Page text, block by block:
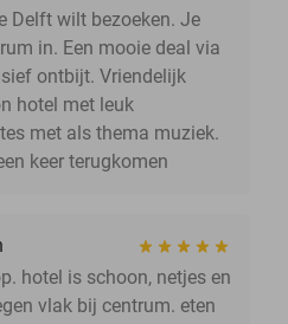
Delft wilt bezoeken. Je
in. Een mooie deal via
ontbijt. Vriendelijk
hotel met leuk
met als thema muziek.
keer terugkomen
hotel is schoon, netjes en
vlak bij centrum. eten